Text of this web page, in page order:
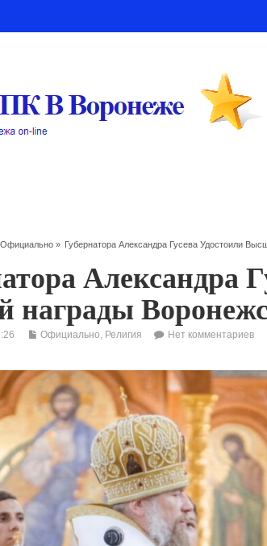
Официально » Губернатора Александра Гусева Удостоили
Александра
награды
Официально, Религия Нет комментариев